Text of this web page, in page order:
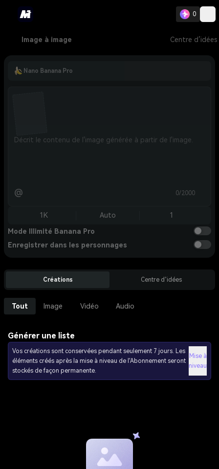
0
Image à image Centre d’idées
Nano Banana Pro
@ 0/2000
1K Auto 1
Mode Illimité Banana Pro
Enregistrer dans les personnages
Créations Centre d’idées
Tout Image Vidéo Audio
Générer une liste
Vos créations sont conservées pendant seulement 7 jours. Les
éléments créés après la mise à niveau de l'Abonnement seront
stockés de façon permanente.
Mise à
niveau